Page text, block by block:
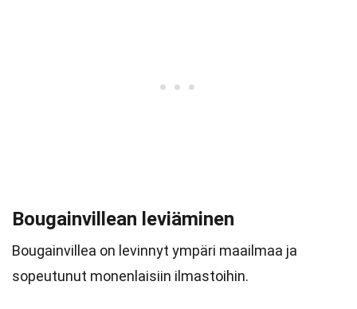
Bougainvillean leviäminen
Bougainvillea on levinnyt ympäri maailmaa ja
sopeutunut monenlaisiin ilmastoihin.